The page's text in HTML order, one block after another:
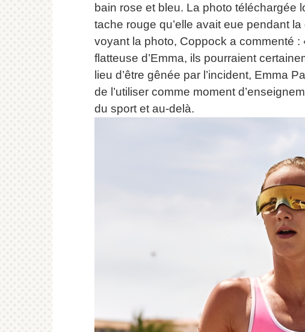
bain rose et bleu. La photo téléchargée
tache rouge qu’elle avait eue pendant
voyant la photo, Coppock a commenté :
flatteuse d’Emma, ​​​​ils pourraient
lieu d’être gênée par l’incident, Emma
de l’utiliser comme moment
du sport et au-delà.